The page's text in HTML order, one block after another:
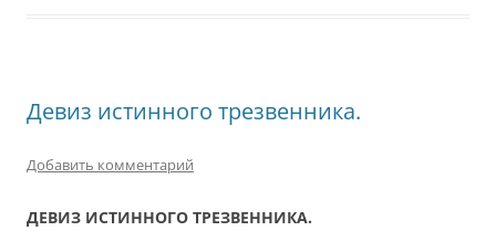
Девиз истинного трезвенника.
Добавить комментарий
ДЕВИЗ ИСТИННОГО ТРЕЗВЕННИКА.